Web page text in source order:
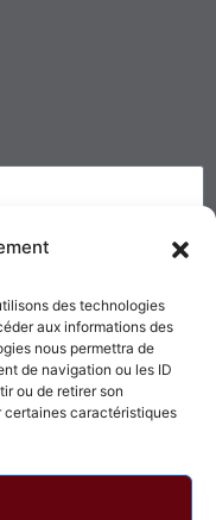
des technologies
aux informations des
nous permettra de
de navigation ou les ID
ou de retirer son
caractéristiques